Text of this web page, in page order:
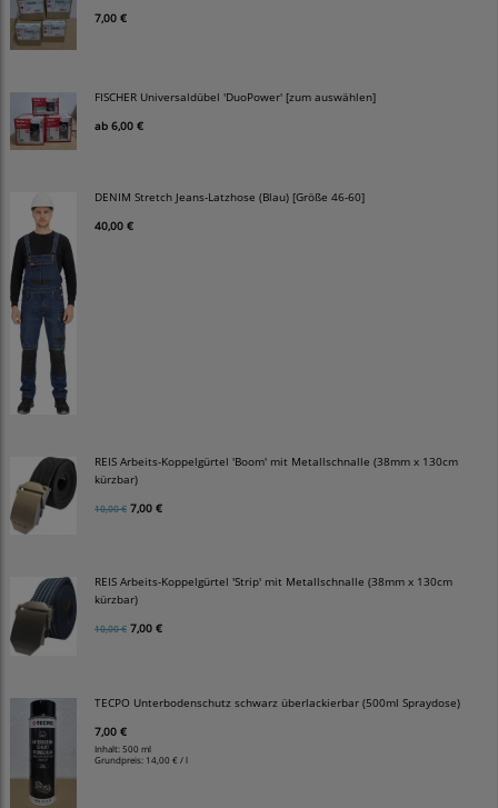
7,00 €
FISCHER Universaldübel 'DuoPower' [zum auswählen]
ab 6,00 €
DENIM Stretch Jeans-Latzhose (Blau) [Größe 46-60]
40,00 €
REIS Arbeits-Koppelgürtel 'Boom' mit Metallschnalle (38mm x 130cm
kürzbar)
10,00 € 7,00 €
REIS Arbeits-Koppelgürtel 'Strip' mit Metallschnalle (38mm x 130cm
kürzbar)
10,00 € 7,00 €
TECPO Unterbodenschutz schwarz überlackierbar (500ml Spraydose)
7,00 €
Inhalt: 500 ml
Grundpreis: 14,00 € / l